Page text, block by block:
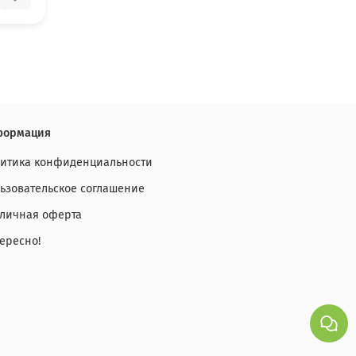
с
конфиденциальности
соглашение
оферта